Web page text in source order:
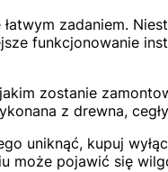
zadaniem.
funkcjonowanie
zostanie
z drewna,
uniknąć, kupuj
może pojawić się